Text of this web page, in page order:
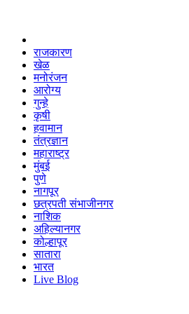
राजकारण
खेळ
मनोरंजन
आरोग्य
गुन्हे
कृषी
हवामान
तंत्रज्ञान
महाराष्ट्र
मुंबई
पुणे
नागपूर
छत्रपती संभाजीनगर
नाशिक
अहिल्यानगर
कोल्हापूर
सातारा
भारत
Live Blog